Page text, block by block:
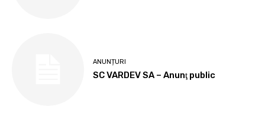
ANUNȚURI
SC VARDEV SA – Anunţ public